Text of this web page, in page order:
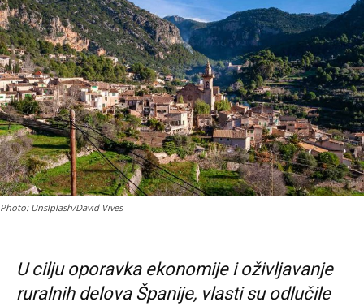
Photo: Unslplash/David Vives
U cilju oporavka ekonomije i oživljavanje
ruralnih delova Španije, vlasti su odlučile